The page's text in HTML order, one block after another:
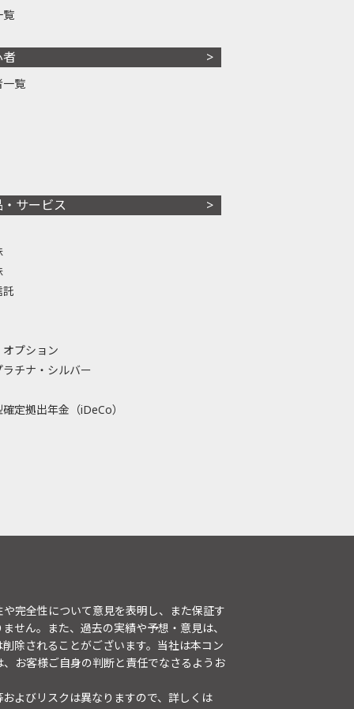
覧
一覧
サービス
託
プション
ラチナ・シルバー
定拠出年金（iDeCo）
完全性について意見を表明し、また保証す
せん。また、過去の実績や予想・意見は、
除されることがございます。当社は本コン
お客様ご自身の判断と責任でなさるようお
よびリスクは異なりますので、詳しくは